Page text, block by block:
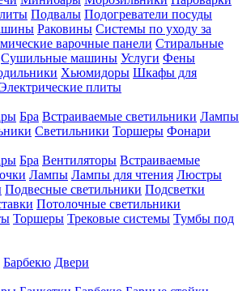
Подвалы Подогреватели посуды
Раковины Системы по уходу за
варочные панели Стиральные
Сушильные машины Услуги Фены
Хьюмидоры Шкафы для
плиты
Бра Встраиваемые светильники Лампы
Светильники Торшеры Фонари
Бра Вентиляторы Встраиваемые
Лампы Лампы для чтения Люстры
Подвесные светильники Подсветки
Потолочные светильники
Торшеры Трековые системы Тумбы под
Барбекю Двери